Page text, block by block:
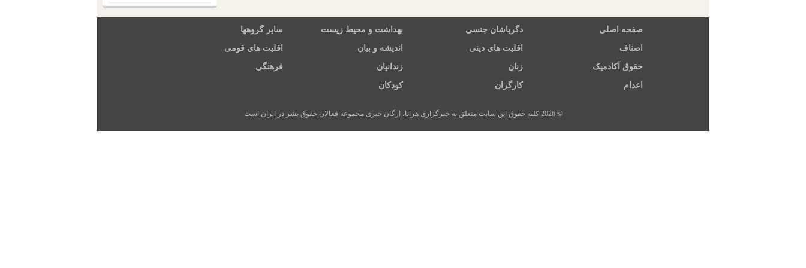
صفحه اصلی دگرباشان جنسی بهداشت و محیط زیست سایر گروهها
اصناف اقلیت های دینی اندیشه و بیان اقلیت های قومی
حقوق آکادمیک زنان زندانیان فرهنگی
اعدام کارگران کودکان
© 2026 کلیه حقوق این سایت متعلق به خبرگزاری هرانا، ارگان خبری مجموعه فعالان حقوق بشر در ایران است